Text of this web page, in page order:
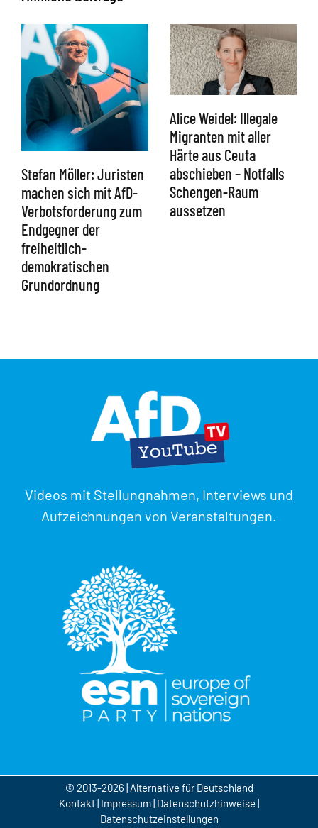
Stefan Möller: Juristen
machen sich mit AfD-
Verbotsforderung zum
Endgegner der
freiheitlich-
demokratischen
Grundordnung
Alice Weidel: Illegale
Migranten mit aller
Härte aus Ceuta
abschieben – Notfalls
Schengen-Raum
aussetzen
Videos mit Stellungnahmen, Interviews und
Aufzeichnungen von Veranstaltungen.
© 2013-2026 | Alternative für Deutschland
Kontakt| Impressum| Datenschutzhinweise |
Datenschutzeinstellungen